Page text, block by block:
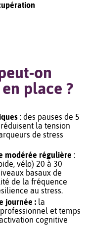
on
place ?
: des pauses de 5
la tension
de stress
modérée régulière :
vélo) 20 à 30
basaux de
de la fréquence
au stress.
journée : la
et temps
cognitive